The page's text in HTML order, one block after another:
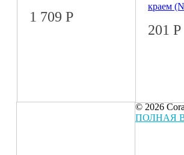
1 709 Р
краем
201 Р
© 2026
ПОЛНАЯ